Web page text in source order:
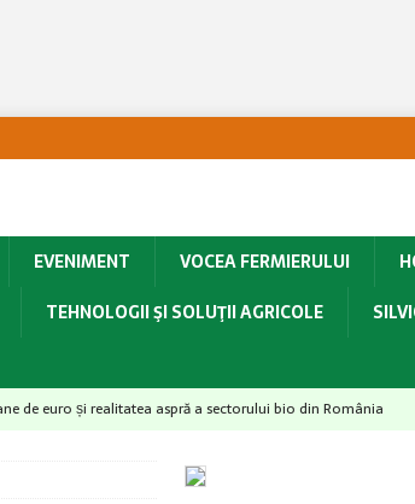
EVENIMENT VOCEA FERMIERULUI
TEHNOLOGII ŞI SOLUŢII AGRICOLE
de euro și realitatea aspră a sectorului bio din România
românești – De la birou direct în solar